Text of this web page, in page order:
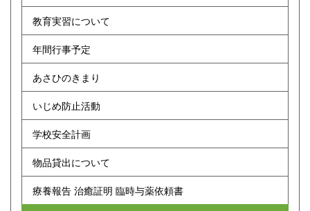
教育実習について
年間行事予定
あさひのきまり
いじめ防止活動
学校安全計画
物品貸出について
療養報告 治癒証明 臨時与薬依頼書